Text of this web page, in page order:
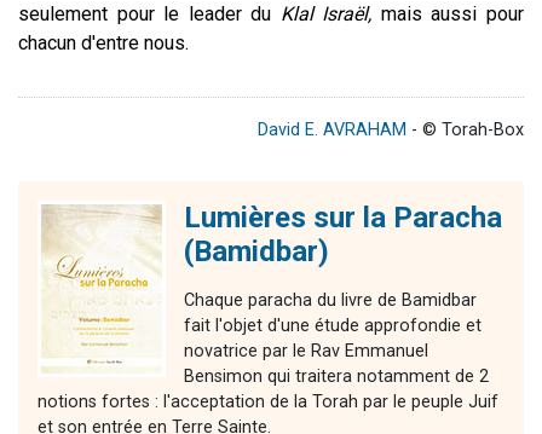
seulement pour le leader du Klal Israël, mais aussi pour
chacun d'entre nous.
David E. AVRAHAM - © Torah-Box
Lumières sur la Paracha
(Bamidbar)
Chaque paracha du livre de Bamidbar
fait l'objet d'une étude approfondie et
novatrice par le Rav Emmanuel
Bensimon qui traitera notamment de 2
notions fortes : l'acceptation de la Torah par le peuple Juif
et son entrée en Terre Sainte.